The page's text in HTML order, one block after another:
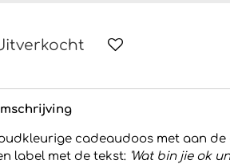
cadeaudoos met aan
label met de tekst: 'Wat bin jie ok